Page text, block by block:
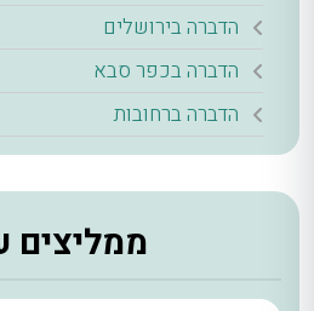
הדברה בירושלים
הדברה בכפר סבא
הדברה ברחובות
ממליצים